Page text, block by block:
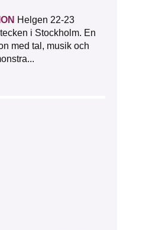
Helgen 22-23
i Stockholm. En
med tal, musik och